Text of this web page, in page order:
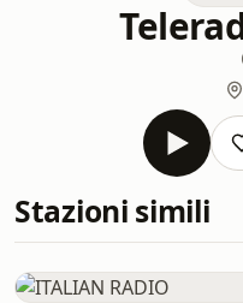
Stazioni simili